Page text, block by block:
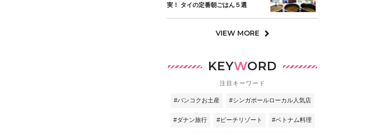
実！ タイの定番朝ごはん５選
VIEW MORE
KEYWORD
注目キーワード
#バンコクお土産 #シンガポールローカル人気店
#ダナン旅行 #ビーチリゾート #ベトナム料理